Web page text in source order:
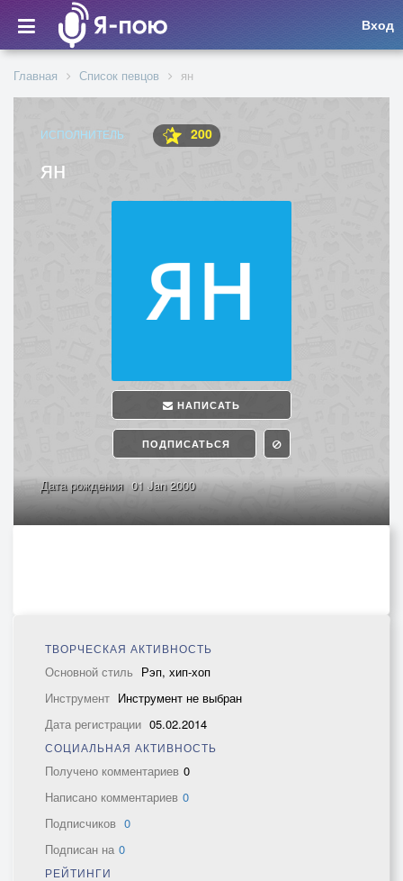
Вход
Главная Список певцов ян
ИСПОЛНИТЕЛЬ 200
ян
НАПИСАТЬ
ПОДПИСАТЬСЯ
Дата рождения 01 Jan 2000
ТВОРЧЕСКАЯ АКТИВНОСТЬ
Основной стиль Рэп, хип-хоп
Инструмент Инструмент не выбран
Дата регистрации 05.02.2014
СОЦИАЛЬНАЯ АКТИВНОСТЬ
Получено комментариев 0
Написано комментариев 0
Подписчиков 0
Подписан на 0
РЕЙТИНГИ